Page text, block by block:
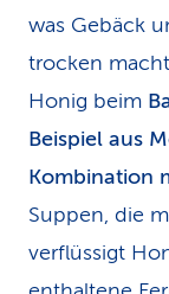
was Gebäck
trocken
Honig beim
Beispiel aus
Kombination
Suppen, die
verflüssigt